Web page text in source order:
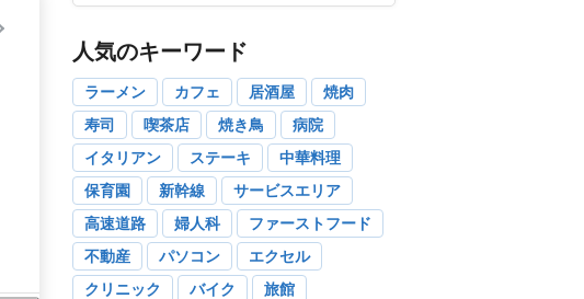
人気のキーワード
ラーメン カフェ 居酒屋
焼肉
寿司
喫茶店 焼き鳥
病院
イタリアン
ステーキ
中華料理
保育園
新幹線
サービスエリア
高速道路
婦人科
ファーストフード
不動産
パソコン
エクセル
クリニック
バイク
旅館